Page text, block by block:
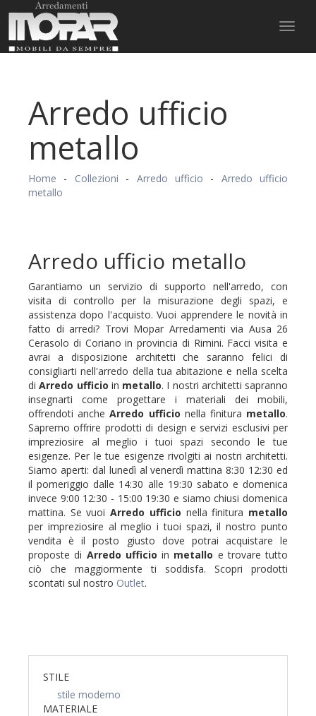
Arredo ufficio
metallo
Home - Collezioni - Arredo ufficio - Arredo ufficio
metallo
Arredo ufficio metallo
Garantiamo un servizio di supporto nell'arredo, con
visita di controllo per la misurazione degli spazi, e
assistenza dopo l'acquisto. Vuoi apprendere le novità in
fatto di arredi? Trovi Mopar Arredamenti via Ausa 26
Cerasolo di Coriano in provincia di Rimini. Facci visita e
avrai a disposizione architetti che saranno felici di
consigliarti nell'arredo della tua abitazione e nella scelta
diArredo ufficio in metallo. I nostri architetti sapranno
insegnarti come progettare i materiali dei mobili,
offrendoti ancheArredo ufficio nella finitura metallo.
Sapremo offrire prodotti di design e servizi esclusivi per
impreziosire al meglio i tuoi spazi secondo le tue
esigenze. Per le tue esigenze rivolgiti ai nostri architetti.
Siamo aperti: dal lunedì al venerdì mattina 8:30 12:30 ed
il pomeriggio dalle 14:30 alle 19:30 sabato e domenica
invece 9:00 12:30 - 15:00 19:30 e siamo chiusi domenica
mattina. Se vuoiArredo ufficio nella finitura metallo
per impreziosire al meglio i tuoi spazi, il nostro punto
vendita è il posto giusto dove potrai acquistare le
proposte di Arredo ufficio in metallo e trovare tutto
ciò che maggiormente ti soddisfa. Scopri prodotti
scontati sul nostro Outlet.
STILE
stile moderno
MATERIALE